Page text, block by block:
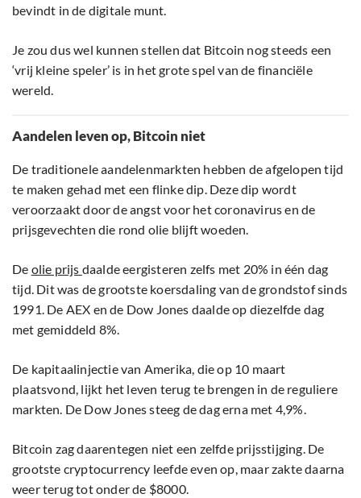
bevindt in de digitale munt.
Je zou dus wel kunnen stellen dat Bitcoin nog steeds een
‘vrij kleine speler’ is in het grote spel van de financiële
wereld.
Aandelen leven op, Bitcoin niet
De traditionele aandelenmarkten hebben de afgelopen tijd
te maken gehad met een flinke dip. Deze dip wordt
veroorzaakt door de angst voor het coronavirus en de
prijsgevechten die rond olie blijft woeden.
De olie prijs daalde eergisteren zelfs met 20% in één dag
tijd. Dit was de grootste koersdaling van de grondstof sinds
1991. De AEX en de Dow Jones daalde op diezelfde dag
met gemiddeld 8%.
De kapitaalinjectie van Amerika, die op 10 maart
plaatsvond, lijkt het leven terug te brengen in de reguliere
markten. De Dow Jones steeg de dag erna met 4,9%.
Bitcoin zag daarentegen niet een zelfde prijsstijging. De
grootste cryptocurrency leefde even op, maar zakte daarna
weer terug tot onder de $8000.